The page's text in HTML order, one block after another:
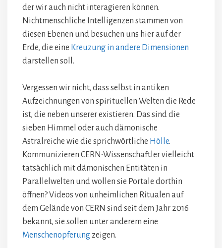
der wir auch nicht interagieren können.
Nichtmenschliche Intelligenzen stammen von
diesen Ebenen und besuchen uns hier auf der
Erde, die eine Kreuzung in andere Dimensionen
darstellen soll.
Vergessen wir nicht, dass selbst in antiken
Aufzeichnungen von spirituellen Welten die Rede
ist, die neben unserer existieren. Das sind die
sieben Himmel oder auch dämonische
Astralreiche wie die sprichwörtliche Hölle.
Kommunizieren CERN-Wissenschaftler vielleicht
tatsächlich mit dämonischen Entitäten in
Parallelwelten und wollen sie Portale dorthin
öffnen? Videos von unheimlichen Ritualen auf
dem Gelände von CERN sind seit dem Jahr 2016
bekannt, sie sollen unter anderem eine
Menschenopferung zeigen.